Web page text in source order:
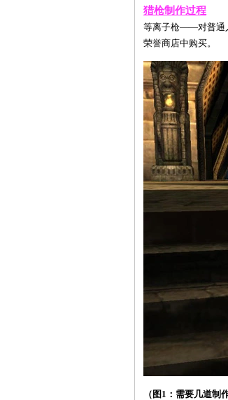
猎枪制作过程
等离子枪——对普通
荣誉商店中购买。
（图1：需要几道制